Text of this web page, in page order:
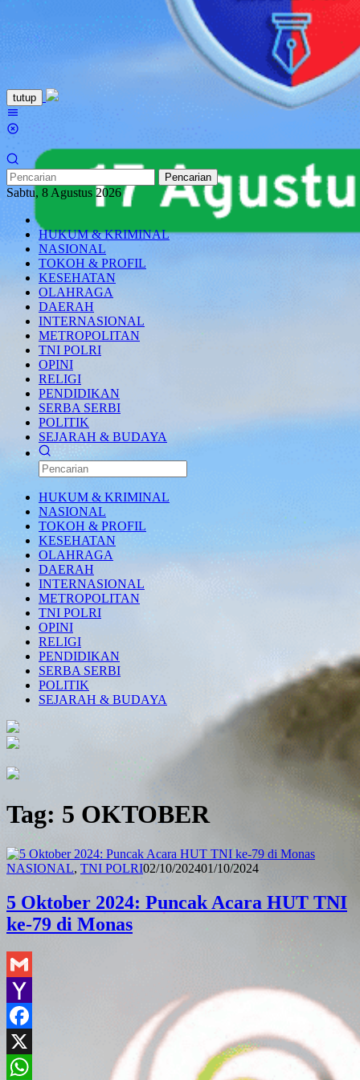
Loncat
ke
konten
tutup
Pencarian
Sabtu, 8 Agustus 2026
HUKUM & KRIMINAL
NASIONAL
TOKOH & PROFIL
KESEHATAN
OLAHRAGA
DAERAH
INTERNASIONAL
METROPOLITAN
TNI POLRI
OPINI
RELIGI
PENDIDIKAN
SERBA SERBI
POLITIK
SEJARAH & BUDAYA
HUKUM & KRIMINAL
NASIONAL
TOKOH & PROFIL
KESEHATAN
OLAHRAGA
DAERAH
INTERNASIONAL
METROPOLITAN
TNI POLRI
OPINI
RELIGI
PENDIDIKAN
SERBA SERBI
POLITIK
SEJARAH & BUDAYA
Tag: 5 OKTOBER
NASIONAL, TNI POLRIRedaksi
02/10/202401/10/2024
5 Oktober 2024: Puncak Acara HUT TNI
ke-79 di Monas
Gmail
Yahoo
Mail
Facebook
X